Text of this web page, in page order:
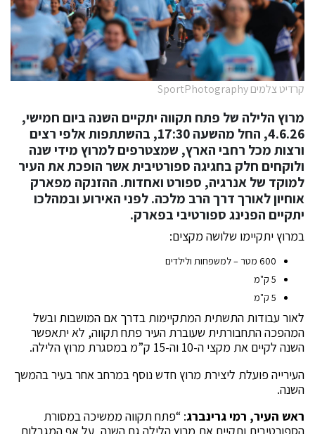
קרדיט צלמים SportPhotography
מרוץ הלילה של פתח תקווה יתקיים השנה ביום חמישי,
4.6.26, החל מהשעה 17:30, בהשתתפות אלפי רצים
ורצות מכל רחבי הארץ, שמצטרפים למרוץ מידי שנה
ולוקחים חלק בחגיגה ספורטיבית אשר הופכת את העיר
למוקד של אנרגיה, ספורט ואחדות. ההזנקה מפארק
אוחיון לאורך דרך הרב מלכה. לפני האירוע ובמהלכו
יתקיים הפנינג ספורטיבי בפארק.
במרוץ יתקיימו שלושה מקצים:
600 מטר – למשפחות ולילדים
5 ק"מ
5 ק"מ
לאור עבודות התשתית המתקיימות בדרך אם המושבות ובשל
המהפכה התחבורתית שעוברת העיר פתח תקווה, לא יתאפשר
השנה לקיים את מקצי ה-10 וה-15 ק”מ במסגרת מרוץ הלילה.
העירייה פועלת ליצירת מרוץ חדש נוסף במרחב אחר בעיר בהמשך
השנה.
ראש העיר, רמי גרינברג: “פתח תקווה ממשיכה במסורת
הספורטיבית ותקיים את מרוץ הלילה גם השנה, על אף המגבלות